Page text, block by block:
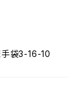
袋3-16-10